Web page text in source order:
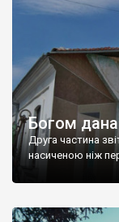
Богом
Друга частина
насиченою ніж